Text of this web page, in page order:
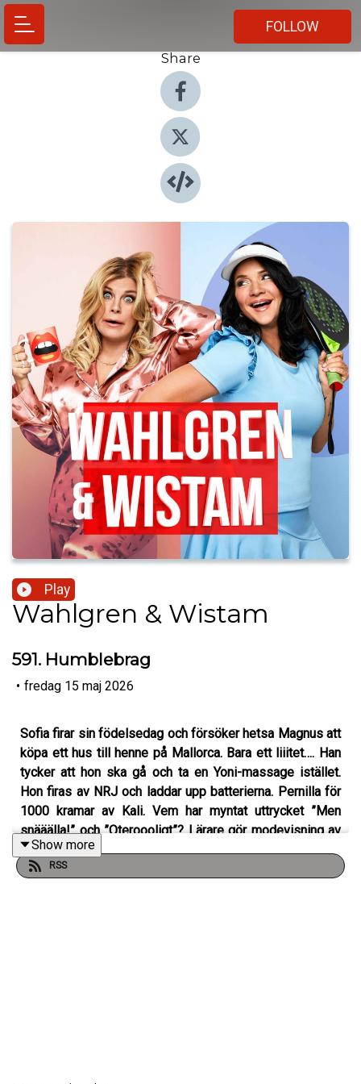
FOLLOW
Share
Play
Wahlgren & Wistam
591. Humblebrag
• fredag 15 maj 2026
Sofia firar sin födelsedag och försöker hetsa Magnus att
köpa ett hus till henne på Mallorca. Bara ett liiitet…. Han
tycker att hon ska gå och ta en Yoni-massage istället.
Hon firas av NRJ och laddar upp batterierna. Pernilla för
1000 kramar av Kali. Vem har myntat uttrycket ”Men
snääälla!” och ”Oteroooligt”? Lärare gör modevisning av
kvarglömde kläder. RFSU lanserar kondomer i snusdosa.
Hur skryter man på ett ödmjukt sätt? Och vi pratar med
Show more
RSS